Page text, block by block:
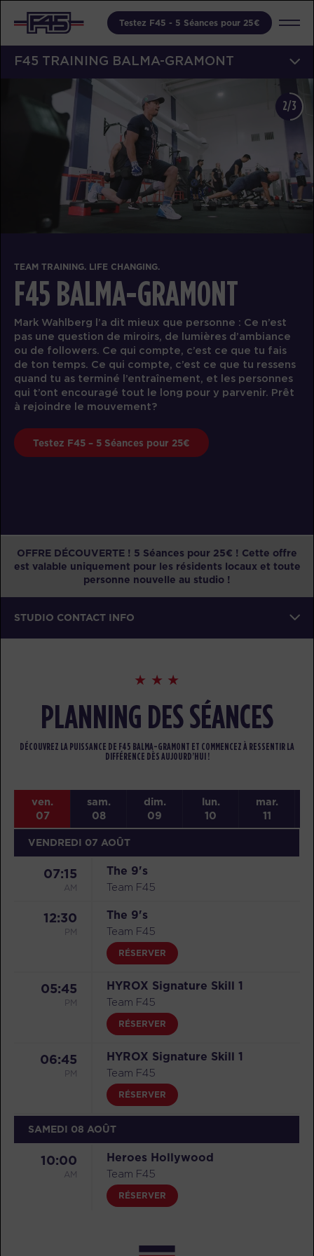
Testez F45 - 5 Séances pour 25€
F45 TRAINING BALMA-GRAMONT
TEAM TRAINING. LIFE CHANGING.
F45 BALMA-GRAMONT
Mark Wahlberg l’a dit mieux que personne : Ce n’est
pas une question de miroirs, de lumières d’ambiance
ou de followers. Ce qui compte, c’est ce que tu fais
de ton temps. Ce qui compte, c’est ce que tu ressens
quand tu as terminé l’entraînement, et les personnes
qui t’ont encouragé tout le long pour y parvenir. Prêt
à rejoindre le mouvement?
Testez F45 – 5 Séances pour 25€
2/3
OFFRE DÉCOUVERTE ! 5 Séances pour 25€ ! Cette offre
est valable uniquement pour les résidents locaux et toute
personne nouvelle au studio !
STUDIO CONTACT INFO
PLANNING DES SÉANCES
DÉCOUVREZ LA PUISSANCE DE F45 BALMA-GRAMONT ET COMMENCEZ À RESSENTIR LA
DIFFÉRENCE DÈS AUJOURD’HUI !
ven.
07
sam.
08
dim.
09
lun.
10
mar.
11
VENDREDI 07 AOÛT
07:15
AM
The 9's
Team F45
12:30
PM
The 9's
Team F45
RÉSERVER
05:45
PM
HYROX Signature Skill 1
Team F45
RÉSERVER
06:45
PM
HYROX Signature Skill 1
Team F45
RÉSERVER
SAMEDI 08 AOÛT
10:00
AM
Heroes Hollywood
Team F45
RÉSERVER